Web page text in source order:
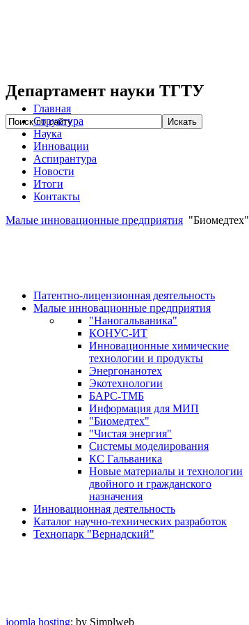
Департамент науки ТГТУ
Главная
Структура
Наука
Инновации
Аспирантура
Новости
Итоги
Контакты
Малые инновационные предприятия "Биомедтех"
Патентно-лицензионная деятельность
Малые инновационные предприятия
"Наногальваника"
КОНУС-ИТ
Инновационные химические
технологии и продукты
Энергонанотех
Экотехнологии
БАРС-ТМБ
Информация для МИП
"Биомедтех"
"Чистая энергия"
Системы моделирования
КС Гальваника
Новые материалы и технологии
двойного и гражданского
назначения
Инновационная деятельность
Каталог научно-технических разработок
Технопарк "Вернадский"
joomla hosting: by Simplweb